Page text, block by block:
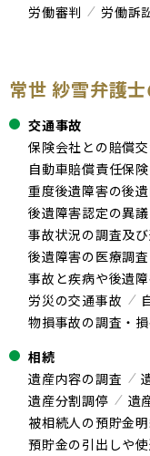
労働審判
労働訴
常世 紗雪弁護
交通事故
保険会社との賠償
自動車賠償責任保
重度後遺障害の後
後遺障害認定の異
事故状況の調査及
後遺障害の医療調査
事故と疾病や後遺
労災の交通事故
物損事故の調査・
相続
遺産内容の調査
遺産分割調停
遺
被相続人の預貯金
預貯金の引出しや